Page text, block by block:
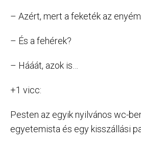
– Azért, mert a feketék az
– És a fehérek?
– Hááát, azok is…
+1 vicc:
Pesten az egyik nyilvános wc-
egyetemista és egy kisszállási